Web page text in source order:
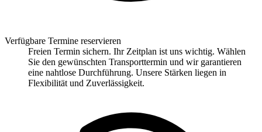
Verfügbare Termine reservieren
Freien Termin sichern. Ihr Zeitplan ist uns wichtig. Wählen
Sie den gewünschten Transporttermin und wir garantieren
eine nahtlose Durchführung. Unsere Stärken liegen in
Flexibilität und Zuverlässigkeit.